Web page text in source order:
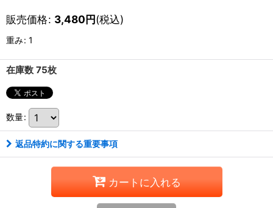
販売価格: 3,480円(税込)
重み: 1
在庫数 75枚
数量:
返品特約に関する重要事項
カートに入れる